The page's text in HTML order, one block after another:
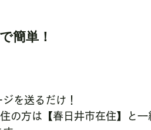
簡単！
を送るだけ！
の方は【春日井市在住】と一